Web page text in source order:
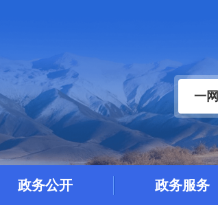
一
政务公开 政务服务